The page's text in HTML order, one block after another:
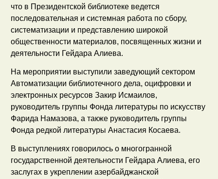
что в Президентской библиотеке ведется
последовательная и системная работа по сбору,
систематизации и представлению широкой
общественности материалов, посвященных жизни и
деятельности Гейдара Алиева.
На мероприятии выступили заведующий сектором
Автоматизации библиотечного дела, оцифровки и
электронных ресурсов Закир Исмаилов,
руководитель группы Фонда литературы по искусству
Фарида Намазова, а также руководитель группы
Фонда редкой литературы Анастасия Косаева.
В выступлениях говорилось о многогранной
государственной деятельности Гейдара Алиева, его
заслугах в укреплении азербайджанской